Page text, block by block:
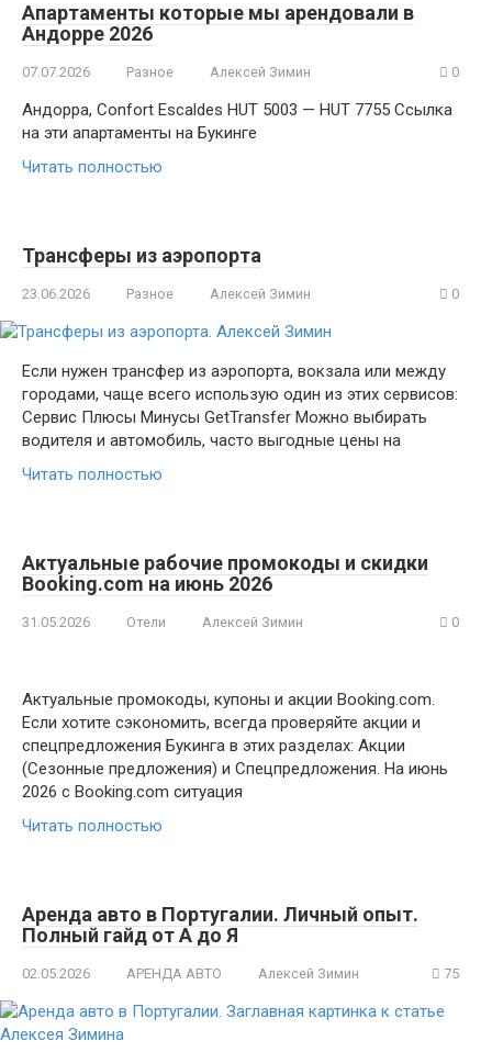
Апартаменты которые мы арендовали в
Андорре 2026
07.07.2026 Разное Алексей Зимин 0
Андорра, Confort Escaldes HUT 5003 — HUT 7755 Ссылка
на эти апартаменты на Букинге
Читать полностью
Трансферы из аэропорта
23.06.2026 Разное Алексей Зимин 0
Если нужен трансфер из аэропорта, вокзала или между
городами, чаще всего использую один из этих сервисов:
Сервис Плюсы Минусы GetTransfer Можно выбирать
водителя и автомобиль, часто выгодные цены на
Читать полностью
Актуальные рабочие промокоды и скидки
Booking.com на июнь 2026
31.05.2026 Отели Алексей Зимин 0
Актуальные промокоды, купоны и акции Booking.com.
Если хотите сэкономить, всегда проверяйте акции и
спецпредложения Букинга в этих разделах: Акции
(Сезонные предложения) и Спецпредложения. На июнь
2026 с Booking.com ситуация
Читать полностью
Аренда авто в Португалии. Личный опыт.
Полный гайд от А до Я
02.05.2026 АРЕНДА АВТО Алексей Зимин 75